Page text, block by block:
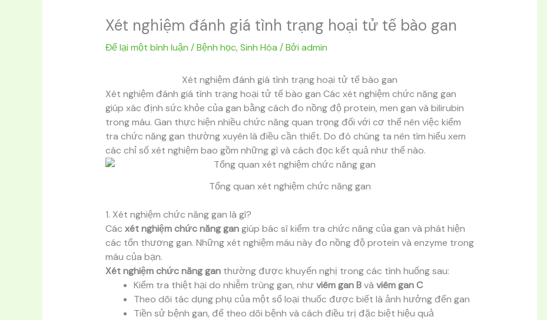
Xét nghiệm đánh giá tình trạng hoại tử tế bào gan
Để lại một bình luận /Bệnh học,Sinh Hóa / Bởi admin
Xét nghiệm đánh giá tình trạng hoại tử tế bào gan
Xét nghiệm đánh giá tình trạng hoại tử tế bào gan Các xét nghiệm chức năng gan
giúp xác định sức khỏe của gan bằng cách đo nồng độ protein, men gan và bilirubin
trong máu. Gan thực hiện nhiều chức năng quan trọng đối với cơ thể nên việc kiểm
tra chức năng gan thường xuyên là điều cần thiết. Do đó chúng ta nên tìm hiểu xem
các chỉ số xét nghiệm bao gồm những gì và cách đọc kết quả như thế nào.
Tổng quan xét nghiệm chức năng gan
1. Xét nghiệm chức năng gan là gì?
Các xét nghiệm chức năng gangiúp bác sĩ kiểm tra chức năng của gan và phát hiện
các tổn thương gan. Những xét nghiệm máu này đo nồng độ protein và enzyme trong
máu của bạn.
Xét nghiệm chức năng ganthường được khuyến nghị trong các tình huống sau:
Kiểm tra thiệt hại do nhiễm trùng gan, nhưviêm gan Bvà viêm gan C
Theo dõi tác dụng phụ của một số loại thuốc được biết là ảnh hưởng đến gan
Tiền sử bệnh gan, để theo dõi bệnh và cách điều trị đặc biệt hiệu quả